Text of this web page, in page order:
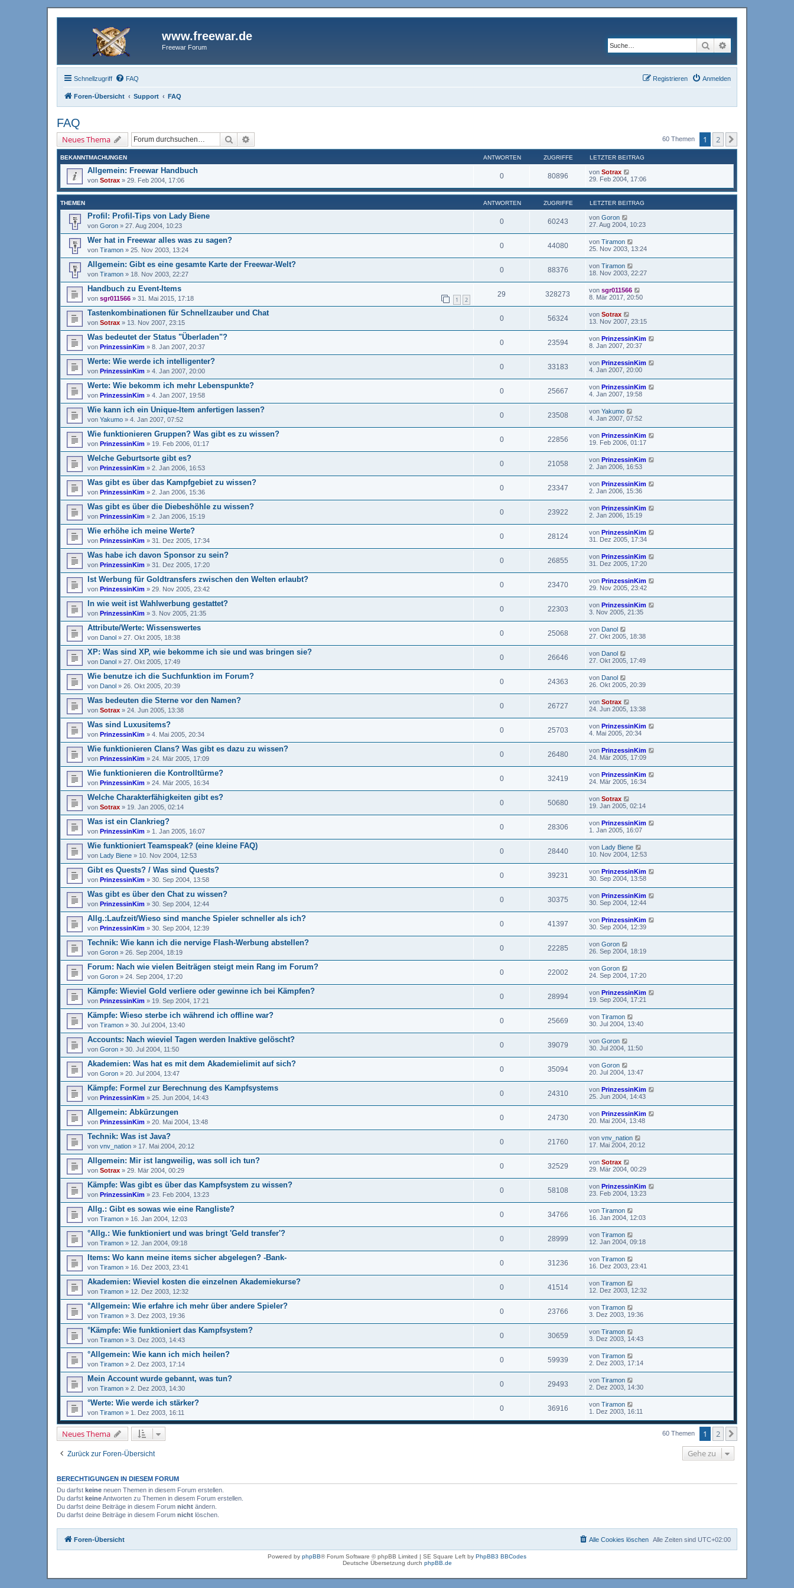
www.freewar.de
Freewar Forum Suche
Schnellzugriff FAQ Anmelden
Registrieren
Foren-Übersicht Support FAQ
FAQ
Neues Thema Suche 60 Themen 1 2
BEKANNTMACHUNGEN ANTWORTEN ZUGRIFFE LETZTER BEITRAG
Allgemein: Freewar Handbuch
von Sotrax » 29. Feb 2004, 17:06
0 80896 von Sotrax
29. Feb 2004, 17:06
THEMEN ANTWORTEN ZUGRIFFE LETZTER BEITRAG
Profil: Profil-Tips von Lady Biene
von Goron » 27. Aug 2004, 10:23
0 60243 von Goron
27. Aug 2004, 10:23
Wer hat in Freewar alles was zu sagen?
von Tiramon » 25. Nov 2003, 13:24
0 44080 von Tiramon
25. Nov 2003, 13:24
Allgemein: Gibt es eine gesamte Karte der Freewar-Welt?
von Tiramon » 18. Nov 2003, 22:27
0 88376 von Tiramon
18. Nov 2003, 22:27
Handbuch zu Event-Items
von sgr011566 » 31. Mai 2015, 17:18 1 2
29 328273 von sgr011566
8. Mär 2017, 20:50
Tastenkombinationen für Schnellzauber und Chat
von Sotrax » 13. Nov 2007, 23:15
0 56324 von Sotrax
13. Nov 2007, 23:15
Was bedeutet der Status "Überladen"?
von PrinzessinKim » 8. Jan 2007, 20:37
0 23594 von PrinzessinKim
8. Jan 2007, 20:37
Werte: Wie werde ich intelligenter?
von PrinzessinKim » 4. Jan 2007, 20:00
0 33183 von PrinzessinKim
4. Jan 2007, 20:00
Werte: Wie bekomm ich mehr Lebenspunkte?
von PrinzessinKim » 4. Jan 2007, 19:58
0 25667 von PrinzessinKim
4. Jan 2007, 19:58
Wie kann ich ein Unique-Item anfertigen lassen?
von Yakumo » 4. Jan 2007, 07:52
0 23508 von Yakumo
4. Jan 2007, 07:52
Wie funktionieren Gruppen? Was gibt es zu wissen?
von PrinzessinKim » 19. Feb 2006, 01:17
0 22856 von PrinzessinKim
19. Feb 2006, 01:17
Welche Geburtsorte gibt es?
von PrinzessinKim » 2. Jan 2006, 16:53
0 21058 von PrinzessinKim
2. Jan 2006, 16:53
Was gibt es über das Kampfgebiet zu wissen?
von PrinzessinKim » 2. Jan 2006, 15:36
0 23347 von PrinzessinKim
2. Jan 2006, 15:36
Was gibt es über die Diebeshöhle zu wissen?
von PrinzessinKim » 2. Jan 2006, 15:19
0 23922 von PrinzessinKim
2. Jan 2006, 15:19
Wie erhöhe ich meine Werte?
von PrinzessinKim » 31. Dez 2005, 17:34
0 28124 von PrinzessinKim
31. Dez 2005, 17:34
Was habe ich davon Sponsor zu sein?
von PrinzessinKim » 31. Dez 2005, 17:20
0 26855 von PrinzessinKim
31. Dez 2005, 17:20
Ist Werbung für Goldtransfers zwischen den Welten erlaubt?
von PrinzessinKim » 29. Nov 2005, 23:42
0 23470 von PrinzessinKim
29. Nov 2005, 23:42
In wie weit ist Wahlwerbung gestattet?
von PrinzessinKim » 3. Nov 2005, 21:35
0 22303 von PrinzessinKim
3. Nov 2005, 21:35
Attribute/Werte: Wissenswertes
von Danol » 27. Okt 2005, 18:38
0 25068 von Danol
27. Okt 2005, 18:38
XP: Was sind XP, wie bekomme ich sie und was bringen sie?
von Danol » 27. Okt 2005, 17:49
0 26646 von Danol
27. Okt 2005, 17:49
Wie benutze ich die Suchfunktion im Forum?
von Danol » 26. Okt 2005, 20:39
0 24363 von Danol
26. Okt 2005, 20:39
Was bedeuten die Sterne vor den Namen?
von Sotrax » 24. Jun 2005, 13:38
0 26727 von Sotrax
24. Jun 2005, 13:38
Was sind Luxusitems?
von PrinzessinKim » 4. Mai 2005, 20:34
0 25703 von PrinzessinKim
4. Mai 2005, 20:34
Wie funktionieren Clans? Was gibt es dazu zu wissen?
von PrinzessinKim » 24. Mär 2005, 17:09
0 26480 von PrinzessinKim
24. Mär 2005, 17:09
Wie funktionieren die Kontrolltürme?
von PrinzessinKim » 24. Mär 2005, 16:34
0 32419 von PrinzessinKim
24. Mär 2005, 16:34
Welche Charakterfähigkeiten gibt es?
von Sotrax » 19. Jan 2005, 02:14
0 50680 von Sotrax
19. Jan 2005, 02:14
Was ist ein Clankrieg?
von PrinzessinKim » 1. Jan 2005, 16:07
0 28306 von PrinzessinKim
1. Jan 2005, 16:07
Wie funktioniert Teamspeak? (eine kleine FAQ)
von Lady Biene » 10. Nov 2004, 12:53
0 28440 von Lady Biene
10. Nov 2004, 12:53
Gibt es Quests? / Was sind Quests?
von PrinzessinKim » 30. Sep 2004, 13:58
0 39231 von PrinzessinKim
30. Sep 2004, 13:58
Was gibt es über den Chat zu wissen?
von PrinzessinKim » 30. Sep 2004, 12:44
0 30375 von PrinzessinKim
30. Sep 2004, 12:44
Allg.:Laufzeit/Wieso sind manche Spieler schneller als ich?
von PrinzessinKim » 30. Sep 2004, 12:39
0 41397 von PrinzessinKim
30. Sep 2004, 12:39
Technik: Wie kann ich die nervige Flash-Werbung abstellen?
von Goron » 26. Sep 2004, 18:19
0 22285 von Goron
26. Sep 2004, 18:19
Forum: Nach wie vielen Beiträgen steigt mein Rang im Forum?
von Goron » 24. Sep 2004, 17:20
0 22002 von Goron
24. Sep 2004, 17:20
Kämpfe: Wieviel Gold verliere oder gewinne ich bei Kämpfen?
von PrinzessinKim » 19. Sep 2004, 17:21
0 28994 von PrinzessinKim
19. Sep 2004, 17:21
Kämpfe: Wieso sterbe ich während ich offline war?
von Tiramon » 30. Jul 2004, 13:40
0 25669 von Tiramon
30. Jul 2004, 13:40
Accounts: Nach wieviel Tagen werden Inaktive gelöscht?
von Goron » 30. Jul 2004, 11:50
0 39079 von Goron
30. Jul 2004, 11:50
Akademien: Was hat es mit dem Akademielimit auf sich?
von Goron » 20. Jul 2004, 13:47
0 35094 von Goron
20. Jul 2004, 13:47
Kämpfe: Formel zur Berechnung des Kampfsystems
von PrinzessinKim » 25. Jun 2004, 14:43
0 24310 von PrinzessinKim
25. Jun 2004, 14:43
Allgemein: Abkürzungen
von PrinzessinKim » 20. Mai 2004, 13:48
0 24730 von PrinzessinKim
20. Mai 2004, 13:48
Technik: Was ist Java?
von vnv_nation » 17. Mai 2004, 20:12
0 21760 von vnv_nation
17. Mai 2004, 20:12
Allgemein: Mir ist langweilig, was soll ich tun?
von Sotrax » 29. Mär 2004, 00:29
0 32529 von Sotrax
29. Mär 2004, 00:29
Kämpfe: Was gibt es über das Kampfsystem zu wissen?
von PrinzessinKim » 23. Feb 2004, 13:23
0 58108 von PrinzessinKim
23. Feb 2004, 13:23
Allg.: Gibt es sowas wie eine Rangliste?
von Tiramon » 16. Jan 2004, 12:03
0 34766 von Tiramon
16. Jan 2004, 12:03
°Allg.: Wie funktioniert und was bringt 'Geld transfer'?
von Tiramon » 12. Jan 2004, 09:18
0 28999 von Tiramon
12. Jan 2004, 09:18
Items: Wo kann meine items sicher abgelegen? -Bank-
von Tiramon » 16. Dez 2003, 23:41
0 31236 von Tiramon
16. Dez 2003, 23:41
Akademien: Wieviel kosten die einzelnen Akademiekurse?
von Tiramon » 12. Dez 2003, 12:32
0 41514 von Tiramon
12. Dez 2003, 12:32
°Allgemein: Wie erfahre ich mehr über andere Spieler?
von Tiramon » 3. Dez 2003, 19:36
0 23766 von Tiramon
3. Dez 2003, 19:36
°Kämpfe: Wie funktioniert das Kampfsystem?
von Tiramon » 3. Dez 2003, 14:43
0 30659 von Tiramon
3. Dez 2003, 14:43
°Allgemein: Wie kann ich mich heilen?
von Tiramon » 2. Dez 2003, 17:14
0 59939 von Tiramon
2. Dez 2003, 17:14
Mein Account wurde gebannt, was tun?
von Tiramon » 2. Dez 2003, 14:30
0 29493 von Tiramon
2. Dez 2003, 14:30
°Werte: Wie werde ich stärker?
von Tiramon » 1. Dez 2003, 16:11
0 36916 von Tiramon
1. Dez 2003, 16:11
Neues Thema 60 Themen 1 2
Zurück zur Foren-Übersicht Gehe zu
BERECHTIGUNGEN IN DIESEM FORUM
Du darfst keine neuen Themen in diesem Forum erstellen.
Du darfst keineAntworten zu Themen in diesem Forum erstellen.
Du darfst deine Beiträge in diesem Forum nicht ändern.
Du darfst deine Beiträge in diesem Forum nicht löschen.
Foren-Übersicht Alle Zeiten sind UTC+02:00
Alle Cookies löschen
Powered by phpBB® Forum Software © phpBB Limited | SE Square Left by PhpBB3 BBCodes
Deutsche Übersetzung durch phpBB.de